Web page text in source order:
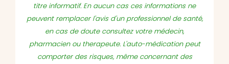
titre informatif. En aucun cas ces informations ne
peuvent remplacer l'avis d'un professionnel de santé,
en cas de doute consultez votre médecin,
pharmacien ou therapeute. L'auto-médication peut
comporter des risques, même concernant des